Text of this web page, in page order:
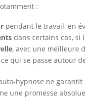
:
pendant le travail, en
dans certains cas,
, avec une meilleure
qui se passe autour
hypnose ne
une promesse